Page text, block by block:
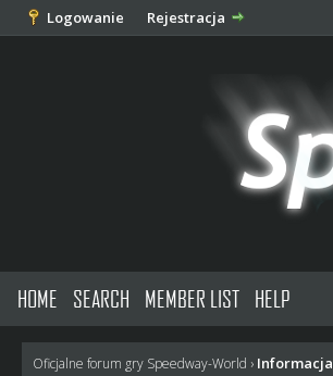
Logowanie Rejestracja
HOME SEARCH MEMBER LIST HELP
Oficjalne forum gry Speedway-World › Informacja